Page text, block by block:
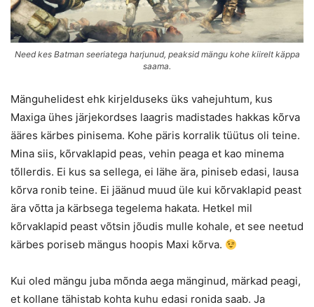
Need kes Batman seeriatega harjunud, peaksid mängu kohe kiirelt käppa
saama.
Mänguhelidest ehk kirjelduseks üks vahejuhtum, kus
Maxiga ühes järjekordses laagris madistades hakkas kõrva
ääres kärbes pinisema. Kohe päris korralik tüütus oli teine.
Mina siis, kõrvaklapid peas, vehin peaga et kao minema
tõllerdis. Ei kus sa sellega, ei lähe ära, piniseb edasi, lausa
kõrva ronib teine. Ei jäänud muud üle kui kõrvaklapid peast
ära võtta ja kärbsega tegelema hakata. Hetkel mil
kõrvaklapid peast võtsin jõudis mulle kohale, et see neetud
kärbes poriseb mängus hoopis Maxi kõrva.
Kui oled mängu juba mõnda aega mänginud, märkad peagi,
et kollane tähistab kohta kuhu edasi ronida saab. Ja